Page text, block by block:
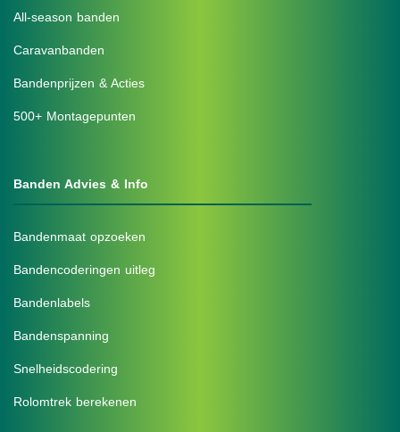
All-season banden
Caravanbanden
Bandenprijzen & Acties
500+ Montagepunten
Banden Advies & Info
Bandenmaat opzoeken
Bandencoderingen uitleg
Bandenlabels
Bandenspanning
Snelheidscodering
Rolomtrek berekenen